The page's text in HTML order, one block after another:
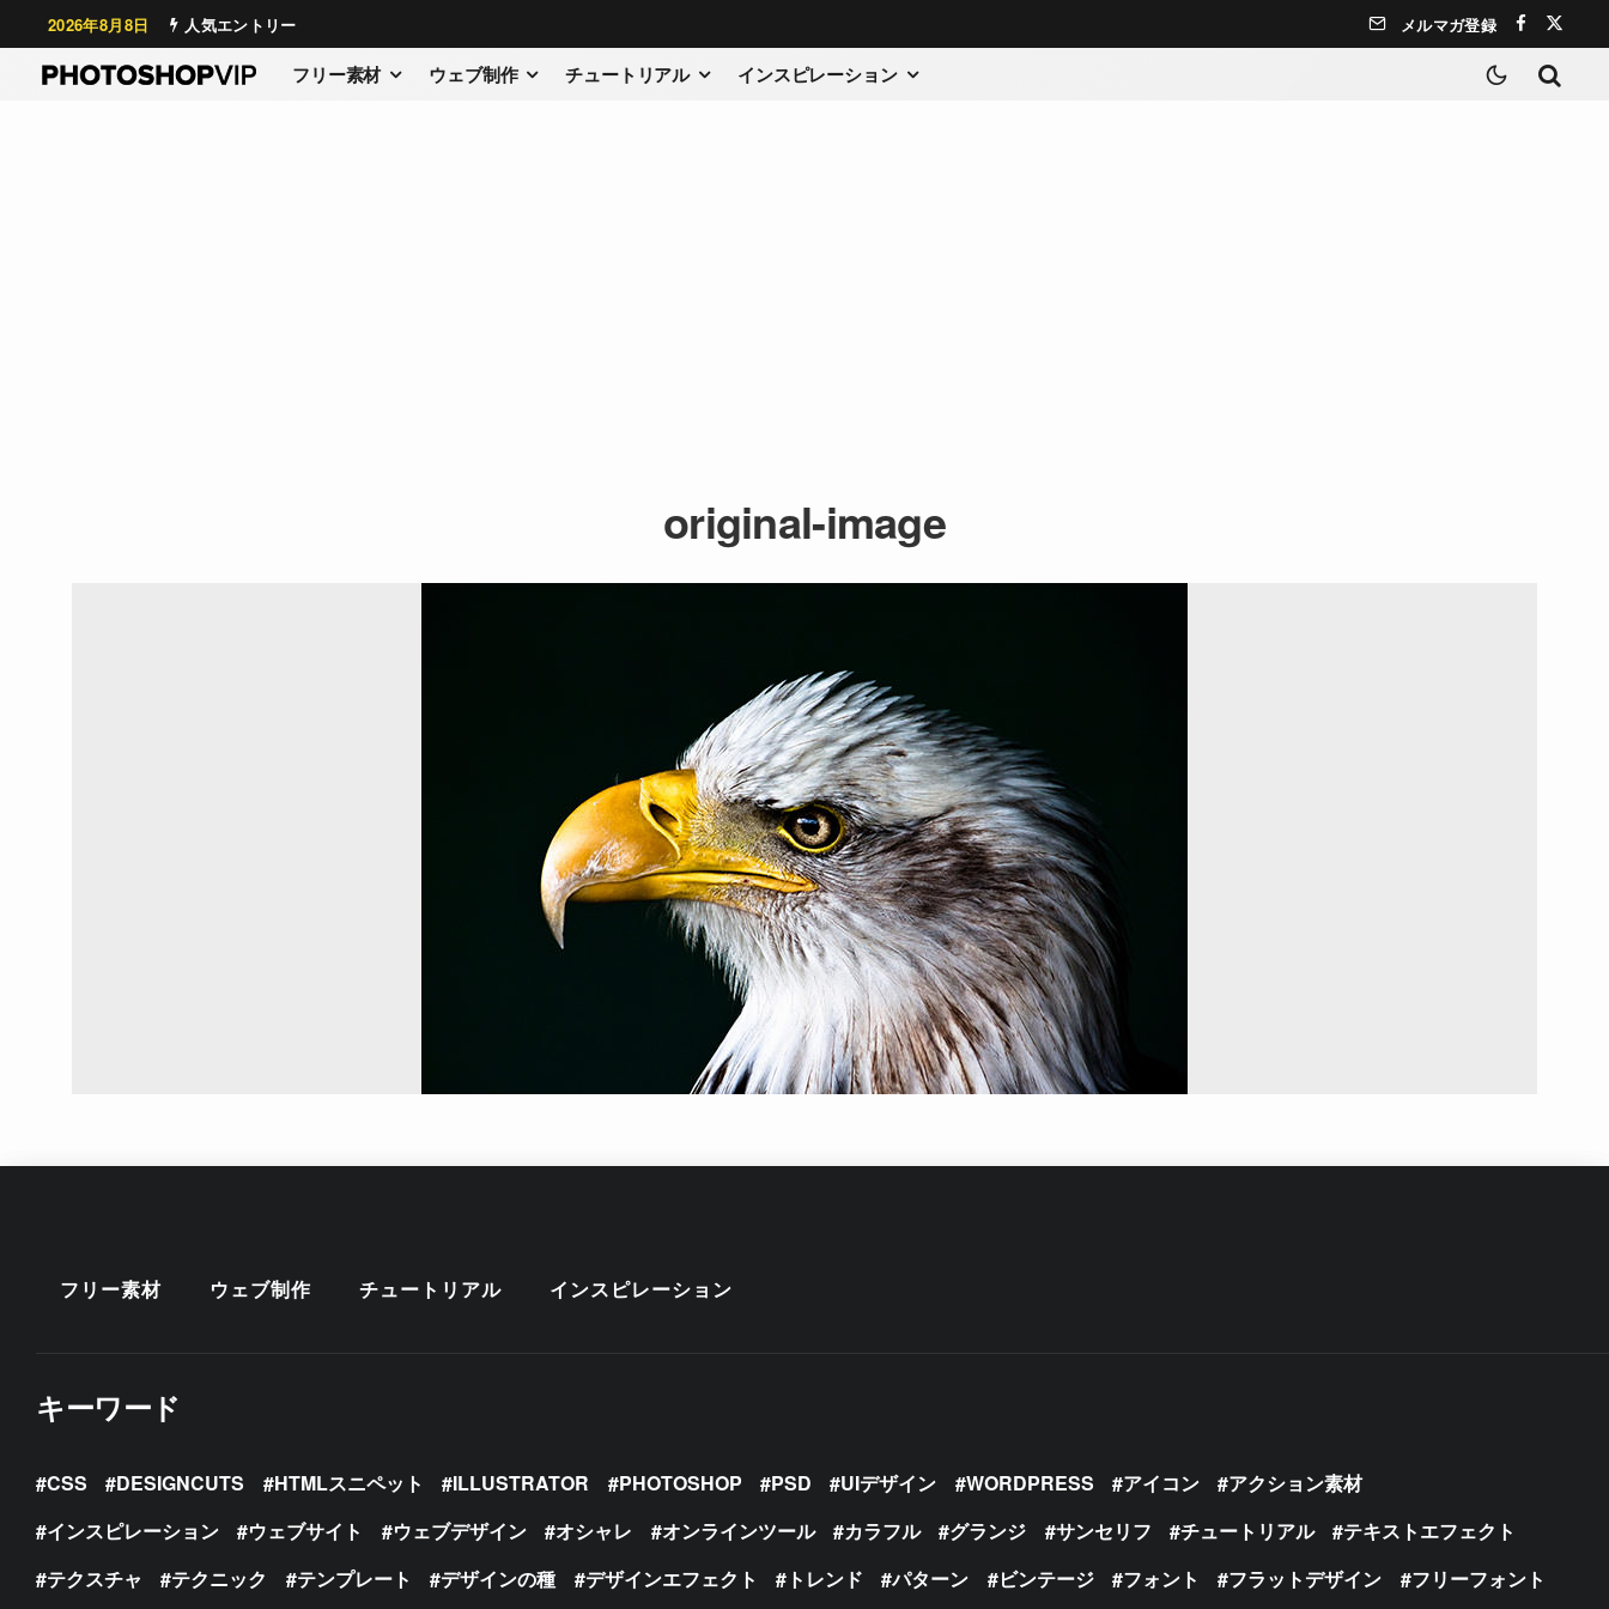
2026年8月8日 人気エントリー メルマガ登録
フリー素材 ウェブ制作 チュートリアル インスピレーション
original-image
フリー素材 ウェブ制作 チュートリアル インスピレーション
キーワード
CSS DESIGNCUTS HTMLスニペット ILLUSTRATOR PHOTOSHOP PSD UIデザイン WORDPRESS アイコン
アクション素材
インスピレーション
ウェブサイト ウェブデザイン オシャレ オンラインツール カラフル グランジ サンセリフ チュートリアル
テキストエフェクト
テクスチャ
テクニック テンプレート デザインの種 デザインエフェクト トレンド パターン ビンテージ フォント フラットデザイン フリーフォント